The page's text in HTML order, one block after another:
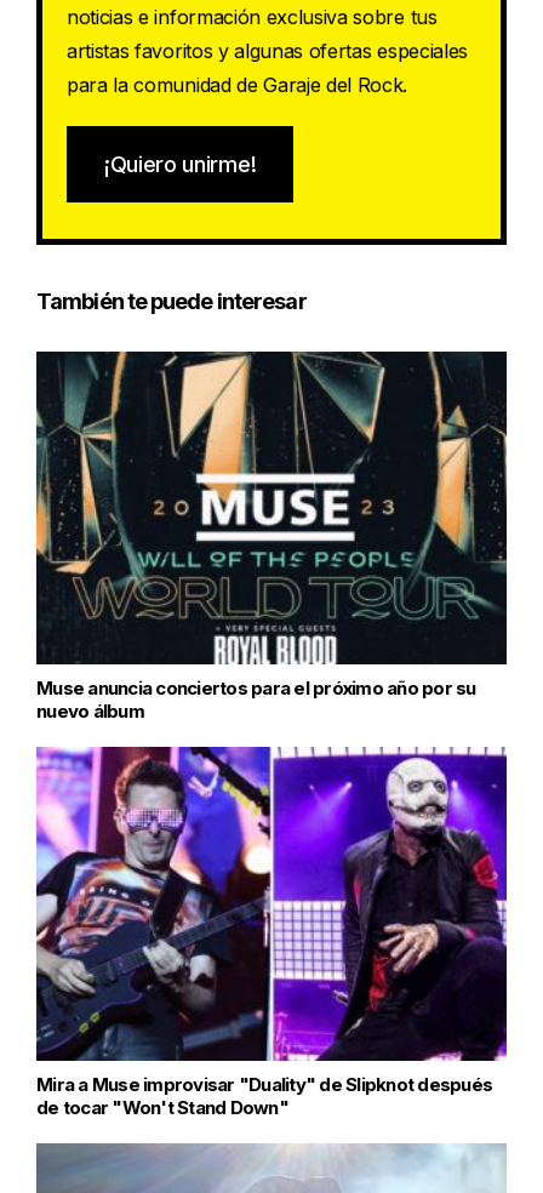
noticias e información exclusiva sobre tus
artistas favoritos y algunas ofertas especiales
para la comunidad de Garaje del Rock.
¡Quiero unirme!
También te puede interesar
Muse anuncia conciertos para el próximo año por su
nuevo álbum
Mira a Muse improvisar "Duality" de Slipknot después
de tocar "Won't Stand Down"